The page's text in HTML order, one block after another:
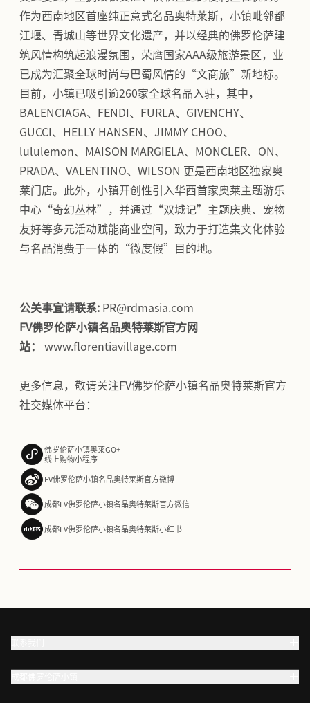
作为西南地区首座纯正意式名品奥特莱斯，小镇毗邻都
江堰、青城山等世界文化遗产，并以经典的佛罗伦萨建
筑风情构筑起浪漫氛围，荣膺国家AAA级旅游景区，业
已成为汇聚全球时尚与巴蜀风情的“文商旅”新地标。
目前，小镇已吸引逾260家全球名品入驻，其中，
BALENCIAGA、FENDI、FURLA、GIVENCHY、
GUCCI、HELLY HANSEN、JIMMY CHOO、
lululemon、MAISON MARGIELA、MONCLER、ON、
PRADA、VALENTINO、WILSON 更是西南地区独家奥
莱门店。此外，小镇开创性引入华西首家奥莱主题游乐
中心“奇幻丛林”，并通过“双城记”主题庆典、宠物
友好等多元活动赋能商业空间，致力于打造集文化体验
与名品消费于一体的“微度假”目的地。
公关事宜请联系: PR@rdmasia.com
FV佛罗伦萨小镇名品奥特莱斯官方网
站：
www.florentiavillage.com
更多信息，敬请关注FV佛罗伦萨小镇名品奥特莱斯官方
社交媒体平台：
佛罗伦萨小镇奥莱GO+
线上购物小程序
FV佛罗伦萨小镇名品奥特莱斯官方微博
成都FV佛罗伦萨小镇名品奥特莱斯官方微信
成都FV佛罗伦萨小镇名品奥特莱斯小红书